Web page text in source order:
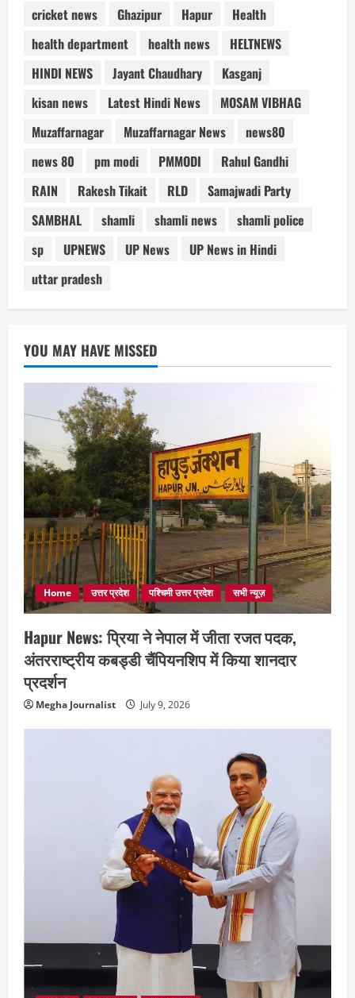
cricket news
Ghazipur Hapur
Health
health department
health news
HELTNEWS
HINDI NEWS
Jayant Chaudhary
Kasganj
kisan news
Latest Hindi News
MOSAM VIBHAG
Muzaffarnagar
Muzaffarnagar News
news80
news 80
pm modi PMMODI
Rahul Gandhi
RAIN
Rakesh Tikait RLD
Samajwadi Party
SAMBHAL
shamli shamli news
shamli police
sp
UPNEWS UP News
UP News in Hindi
uttar pradesh
YOU MAY HAVE MISSED
Home उत्तर प्रदेश पश्चिमी उत्तर प्रदेश सभी न्यूज़
Hapur News: प्रिया ने नेपाल में जीता रजत पदक,
अंतरराष्ट्रीय कबड्डी चैंपियनशिप में किया शानदार
प्रदर्शन
Megha Journalist July 9, 2026